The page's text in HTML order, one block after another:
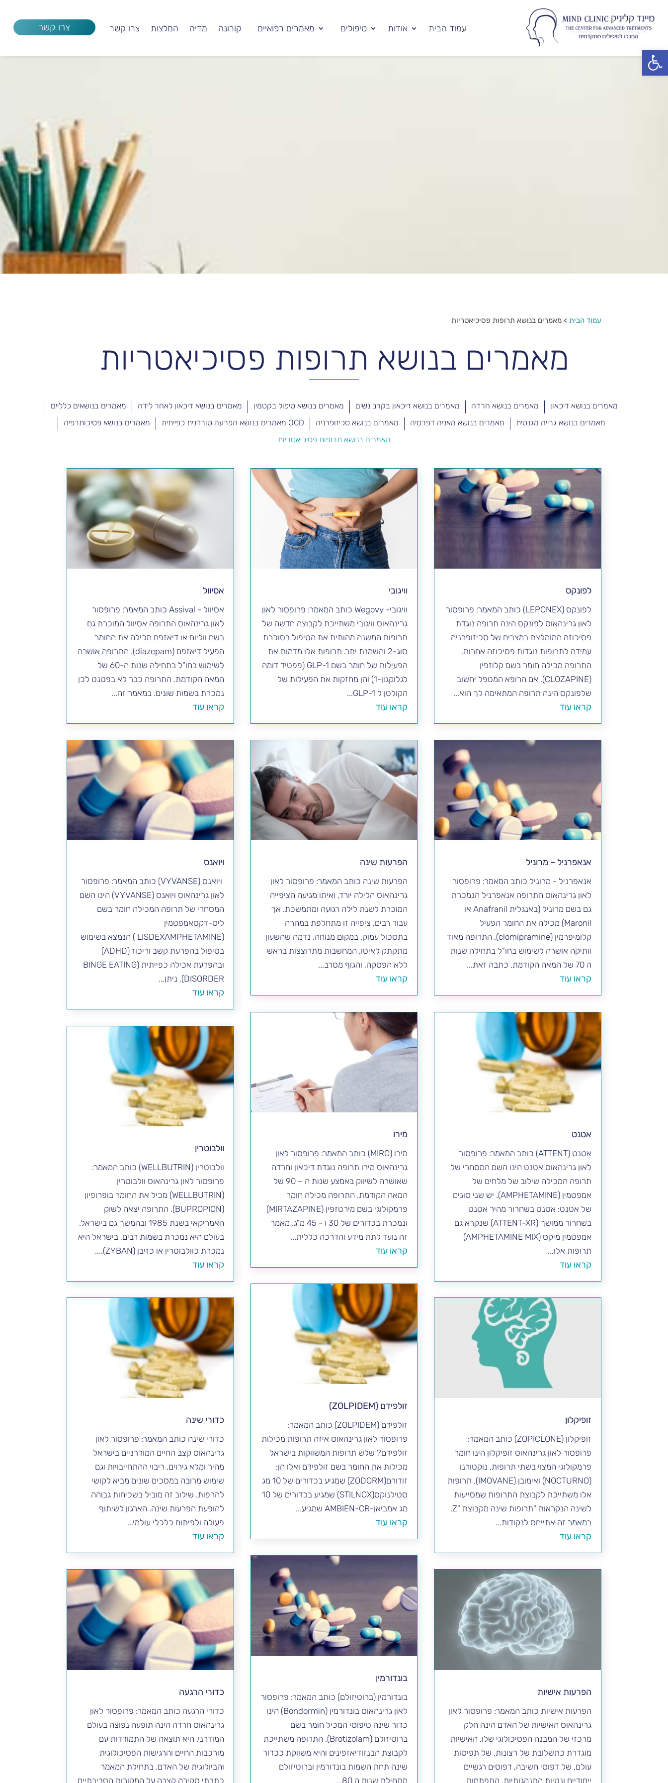
פתח סרגל נגישות
צרו קשר צרו קשר המלצות מדיה קורונה מאמרים רפואיים טיפולים אודות עמוד הבית
עמוד הבית >מאמרים בנושא תרופות פסיכיאטריות
מאמרים בנושא תרופות פסיכיאטריות
מאמרים בנושא דיכאון מאמרים בנושא חרדה מאמרים בנושא דיכאון בקרב נשים מאמרים בנושא טיפול בקטמין מאמרים בנושא דיכאון לאחר לידה
מאמרים בנושאים כלליים
מאמרים בנושא גרייה מגנטית
מאמרים בנושא מאניה דפרסיה מאמרים בנושא סכיזופרניה OCD מאמרים בנושא הפרעה טורדנית כפייתית
מאמרים בנושא פסיכותרפיה
מאמרים בנושא תרופות פסיכיאטריות
לפונקס
לפונקס (LEPONEX) כותב המאמר: פרופסור
לאון גרינהאוס לפונקס הינה תרופה נוגדת
פסיכוזה המומלצת במצבים של סכיזופרניה
עמידה לתרופות נוגדות פסיכוזה אחרות.
התרופה מכילה חומר בשם קלוזפין
(CLOZAPINE). אם הרופא המטפל יחשוב
שלפונקס הינה תרופה המתאימה לך הוא...
קראו עוד
אנאפרניל – מרוניל
אנאפרניל - מרוניל כותב המאמר: פרופסור
לאון גרינהאוס התרופה אנאפרניל הנמכרת
גם בשם מרוניל (באנגלית Anafranil או
Maronil) מכילה את החומר הפעיל
קלומיפרמין (clomipramine). התרופה מאוד
וותיקה אושרה לשימוש בחו"ל בתחילה שנות
ה 70 של המאה הקודמת. כתבה זאת...
קראו עוד
אטנט
אטנט (ATTENT) כותב המאמר: פרופסור
לאון גרינהאוס אטנט הינו השם המסחרי של
תרופה המכילה שילוב של מלחים של
אמפטמין (AMPHETAMINE). יש שני סוגים
של אטנט: אטנט בשחרור מהיר אטנט
בשחרור ממושך (ATTENT-XR) שנקרא גם
אמפטמין מיקס (AMPHETAMINE MIX)
תרופות אלו...
קראו עוד
זופיקלון
זופיקלון (ZOPICLONE) כותב המאמר:
פרופסור לאון גרינהאוס זופיקלון הינו חומר
פרמקולוגי המצוי בשתי תרופות, נוקטורנו
(NOCTURNO) ואימובן (IMOVANE). תרופות
אלו משתייכת לקבוצת התרופות שמסייעות
לשינה הנקראות "תרופות שינה מקבוצת "Z.
במאמר זה אתייחס לנקודות...
קראו עוד
הפרעות אישיות
הפרעות אישיות כותב המאמר: פרופסור לאון
גרינהאוס האישיות של האדם הינה חלק
מרכזי של המבנה הפסיכולוגי שלו. האישיות
מוגדרת כתשלובת של רצונות, של תפיסות
עולם, של דפוסי חשיבה, דפוסים רגשיים
ייחודיים ונטיות התנהגותיות. התפתחות
וויגובי
וויגובי- Wegovy כותב המאמר: פרופסור לאון
גרינהאוס וויגובי משתייכת לקבוצה חדשה של
תרופות המשנה מהותית את הטיפול בסוכרת
סוג-2 והשמנת יתר. תרופות אלו מדמות את
הפעילות של חומר בשם GLP-1 (פפטיד דומה
לגלוקגון-1) והן מחזקות את הפעילות של
הקולטן ל GLP-1...
קראו עוד
הפרעות שינה
הפרעות שינה כותב המאמר: פרופסור לאון
גרינהאוס הלילה יורד, ואיתו מגיעה הציפייה
המוכרת לשנת לילה רגועה ומתמשכת. אך
עבור רבים, ציפייה זו מתחלפת במהרה
בתסכול עמוק. במקום מנוחה, נדמה שהשעון
מתקתק לאיטו, המחשבות מתרוצצות בראש
ללא הפסקה, והגוף מסרב...
קראו עוד
מירו
מירו (MIRO) כותב המאמר: פרופסור לאון
גרינהאוס מירו תרופה נוגדת דיכאון וחרדה
שאושרה לשיווק באמצע שנות ה – 90 של
המאה הקודמת. התרופה מכילה חומר
פרמקולוגי בשם מירטזפין (MIRTAZAPINE)
ונמכרת בכדורים של 30 ו - 45 מ"ג. מאמר
זה נועד לתת מידע והדרכה כללית...
קראו עוד
זולפידם (ZOLPIDEM)
זולפידם (ZOLPIDEM) כותב המאמר:
פרופסור לאון גרינהאוס איזה תרופות מכילות
זולפידם? שלש תרופות המשווקות בישראל
מכילות את החומר בשם זולפידם ואלו הן:
זודורם(ZODORM) שמגיע בכדורים של 10 מג
סטילנוקס(STILNOX) שמגיע בכדורים של 10
מג אמביאן-AMBIEN-CR שמגיע...
קראו עוד
בונדורמין
בונדורמין (ברוטיזולם) כותב המאמר: פרופסור
לאון גרינהאוס בונדורמין (Bondormin) הינו
כדור שינה טיפוסי המכיל חומר בשם
ברוטיזולם (Brotizolam). התרופה משתייכת
לקבוצת הבנזודיאזפינים והיא משווקת ככדור
שינה תחת השמות בונדורמין וברוטיזולם
מתחילת שנות ה 80...
אסיוול
אסיוול - Assival כותב המאמר: פרופסור
לאון גרינהאוס התרופה אסיוול המוכרת גם
בשם ווליום או דיאזפם מכילה את החומר
הפעיל דיאזפם (diazepam). התרופה אושרה
לשימוש בחו"ל בתחילה שנות ה-60 של
המאה הקודמת. התרופה כבר לא בפטנט לכן
נמכרת בשמות שונים. במאמר זה...
קראו עוד
ויואנס
ויואנס (VYVANSE) כותב המאמר: פרופסור
לאון גרינהאוס ויואנס (VYVANSE) הינו השם
המסחרי של תרופה המכילה חומר בשם
ליס-דקסאמפטמין
(LISDEXAMPHETAMINE ) הנמצא בשימוש
בטיפול בהפרעת קשב וריכוז (ADHD)
ובהפרעת אכילה כפייתית (BINGE EATING
DISORDER). ניתן...
קראו עוד
וולבוטרין
וולבוטרין (WELLBUTRIN) כותב המאמר:
פרופסור לאון גרינהאוס וולבוטרין
(WELLBUTRIN) מכיל את החומר בופרופיון
(BUPROPION). התרופה יצאה לשוק
האמריקאי בשנת 1985 ובהמשך גם בישראל.
בעולם היא נמכרת בשמות רבים, בישראל היא
נמכרת כוולבוטרין או כזיבן (ZYBAN)....
קראו עוד
כדורי שינה
כדורי שינה כותב המאמר: פרופסור לאון
גרינהאוס קצב החיים המודרניים בישראל
מהיר ומלא גירוים. ריבוי ההתחייבויות וגם
שימוש מרובה במסכים שונים מביא לקושי
להרפות. שילוב זה מוביל בשכיחות גבוהה
להופעת הפרעות שינה. הארגון לשיתוף
פעולה ולפיתוח כלכלי עולמי...
קראו עוד
כדורי הרגעה
כדורי הרגעה כותב המאמר: פרופסור לאון
גרינהאוס חרדה הינה תופעה נפוצה בעולם
המודרני. היא תוצאה של התמודדות עם
מורכבות החיים והרגישות הפסיכולוגית
והביולוגית של האדם. בתחילת המאמר
כתבתי סקירה קצרה על המקורות הסביבתיים